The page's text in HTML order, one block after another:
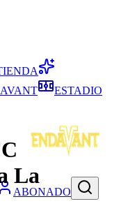
ABONADO
ESTADIO
La